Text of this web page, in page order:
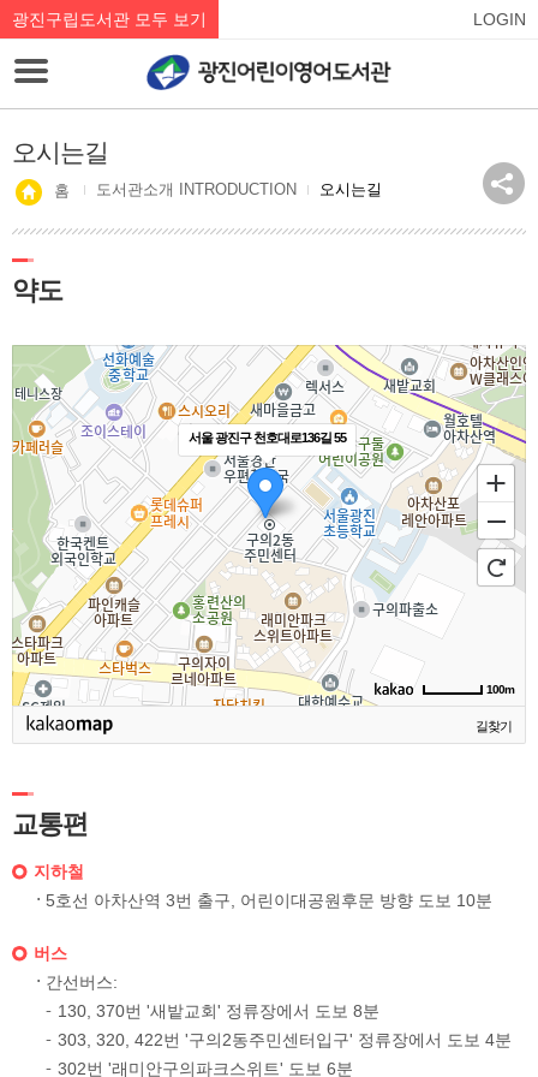
광진구립도서관 모두 보기 LOGIN
오시는길
홈 도서관소개 INTRODUCTION 오시는길
약도
서울 광진구 천호대로136길 55
100m
길찾기
교통편
지하철
5호선 아차산역 3번 출구, 어린이대공원후문 방향 도보 10분
버스
간선버스:
130, 370번 '새밭교회' 정류장에서 도보 8분
303, 320, 422번 '구의2동주민센터입구' 정류장에서 도보 4분
302번 '래미안구의파크스위트' 도보 6분